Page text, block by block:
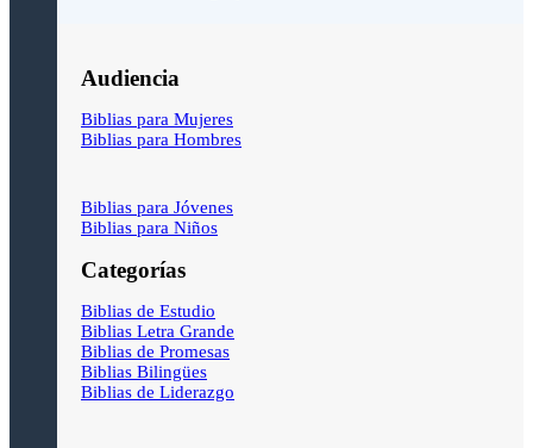
Audiencia
Biblias para Mujeres
Biblias para Hombres
Biblias para Jóvenes
Biblias para Niños
Categorías
Biblias de Estudio
Biblias Letra Grande
Biblias de Promesas
Biblias Bilingües
Biblias de Liderazgo